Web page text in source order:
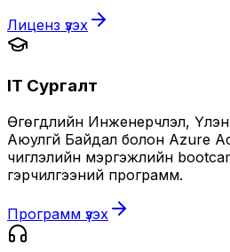
Лиценз үзэх
IT Сургалт
Өгөгдлийн Инженерчлэл,
Аюулгүй Байдал болон Azure
чиглэлийн мэргэжлийн
гэрчилгээний программ.
Программ үзэх